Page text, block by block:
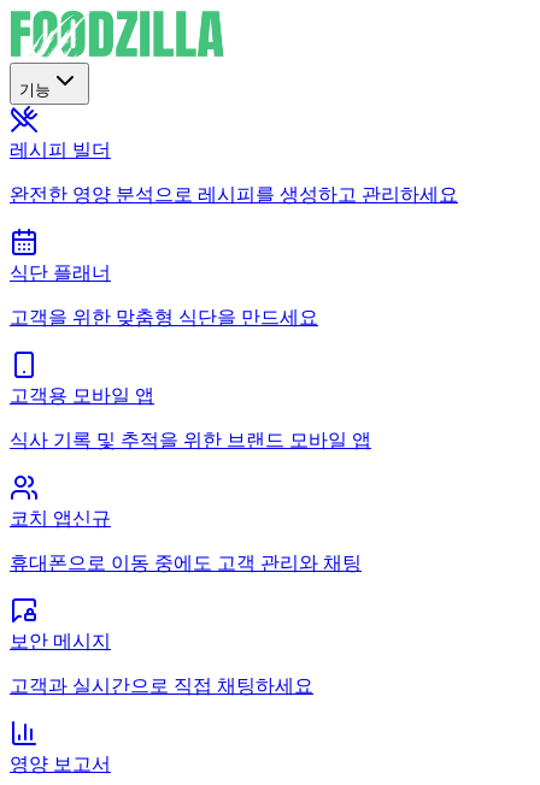
기능
레시피 빌더
완전한 영양 분석으로 레시피를 생성하고 관리하세요
식단 플래너
고객을 위한 맞춤형 식단을 만드세요
고객용 모바일 앱
식사 기록 및 추적을 위한 브랜드 모바일 앱
코치 앱신규
휴대폰으로 이동 중에도 고객 관리와 채팅
보안 메시지
고객과 실시간으로 직접 채팅하세요
영양 보고서